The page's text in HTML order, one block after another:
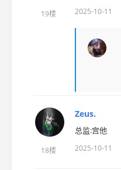
19楼 2025-10-11
18楼
Zeus.
总监:宫他
2025-10-11